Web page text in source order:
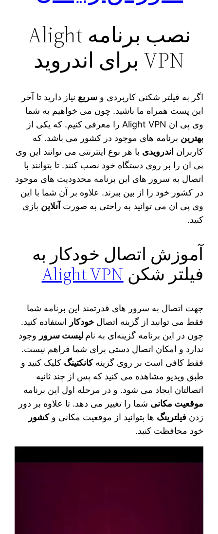
نصب برنامه Alight
VPN برای اندروید
اگر به فیلتر شکنی کاربردی وسریع نیاز دارید تا آخر
این پست همراه ما باشید. چون می‌ خواهیم به شما
وی پی ان Alight VPN را معرفی کنیم. که یکی از
بهترین برنامه‌ های موجود در کشور می‌ باشد. که
کاربران اندرویدی با هر نوع اینترنتی می‌ توانند این وی
پی ان را بر روی دستگاه خود نصب کنند. تا بتوانند با
اتصال به سرور های این برنامه محدودیت‌ های موجود
در کشور خود را از بین ببرند. علاوه بر آن شما با این
وی پی ان می‌ توانید به راحتی به صورت آنلاین بازی
کنید.
آموزش اتصال خودکار به
فیلتر شکن Alight VPN
جهت اتصال به سرور های قدرتمند این برنامه شما
فقط می‌ توانید از گزینه اتصالخودکار استفاده کنید.
چون در این برنامه گزینه‌ای به نام لیست سرور وجود
ندارد و امکان اتصال دستی برای شما فراهم نیست.
فقط کافی است بر روی گزینهکانکتینگ کلیک کنید و
طبق ویدیو مشاهده می‌ کنید که پس از چند ثانیه
اتصالتان ایجاد می‌ شود. و در مرحله اول این برنامه
موقعیت مکانی شما را تغییر می‌ دهد. تا علاوه بر دور
زدن فیلترینگ‌ ها بتوانید از موقعیت مکانی وکشور
خود محافظت کنید.
ویدیو